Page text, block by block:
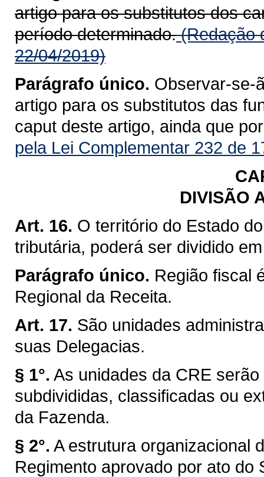
artigo para os substitutos dos
período determinado.(Redação
22/04/2019)
Parágrafo único. Observar-se-
artigo para os substitutos das
caput deste artigo, ainda que
pela Lei Complementar 232 de
DIVISÃO
Art. 16. O território do Estado
tributária, poderá ser dividido
Parágrafo único. Região fiscal
Regional da Receita.
Art. 17. São unidades
suas Delegacias.
§ 1°. As unidades da CRE
subdivididas, classificadas ou
da Fazenda.
§ 2°. A estrutura organizacional
Regimento aprovado por ato